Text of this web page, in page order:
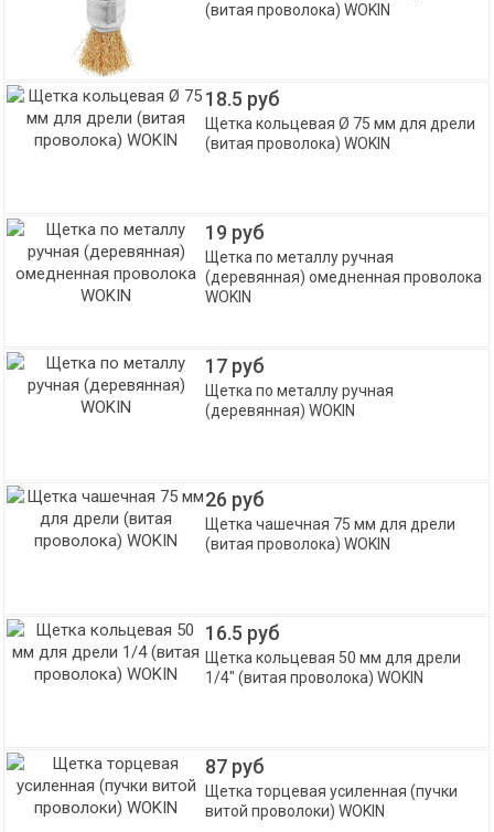
(витая проволока) WOKIN
18.5 руб
Щетка кольцевая Ø 75 мм для дрели
(витая проволока) WOKIN
19 руб
Щетка по металлу ручная
(деревянная) омедненная проволока
WOKIN
17 руб
Щетка по металлу ручная
(деревянная) WOKIN
26 руб
Щетка чашечная 75 мм для дрели
(витая проволока) WOKIN
16.5 руб
Щетка кольцевая 50 мм для дрели
1/4" (витая проволока) WOKIN
87 руб
Щетка торцевая усиленная (пучки
витой проволоки) WOKIN